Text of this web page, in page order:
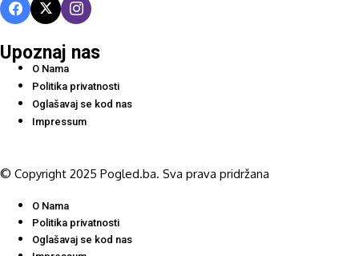
Upoznaj nas
O Nama
Politika privatnosti
Oglašavaj se kod nas
Impressum
© Copyright 2025 Pogled.ba. Sva prava pridržana
O Nama
Politika privatnosti
Oglašavaj se kod nas